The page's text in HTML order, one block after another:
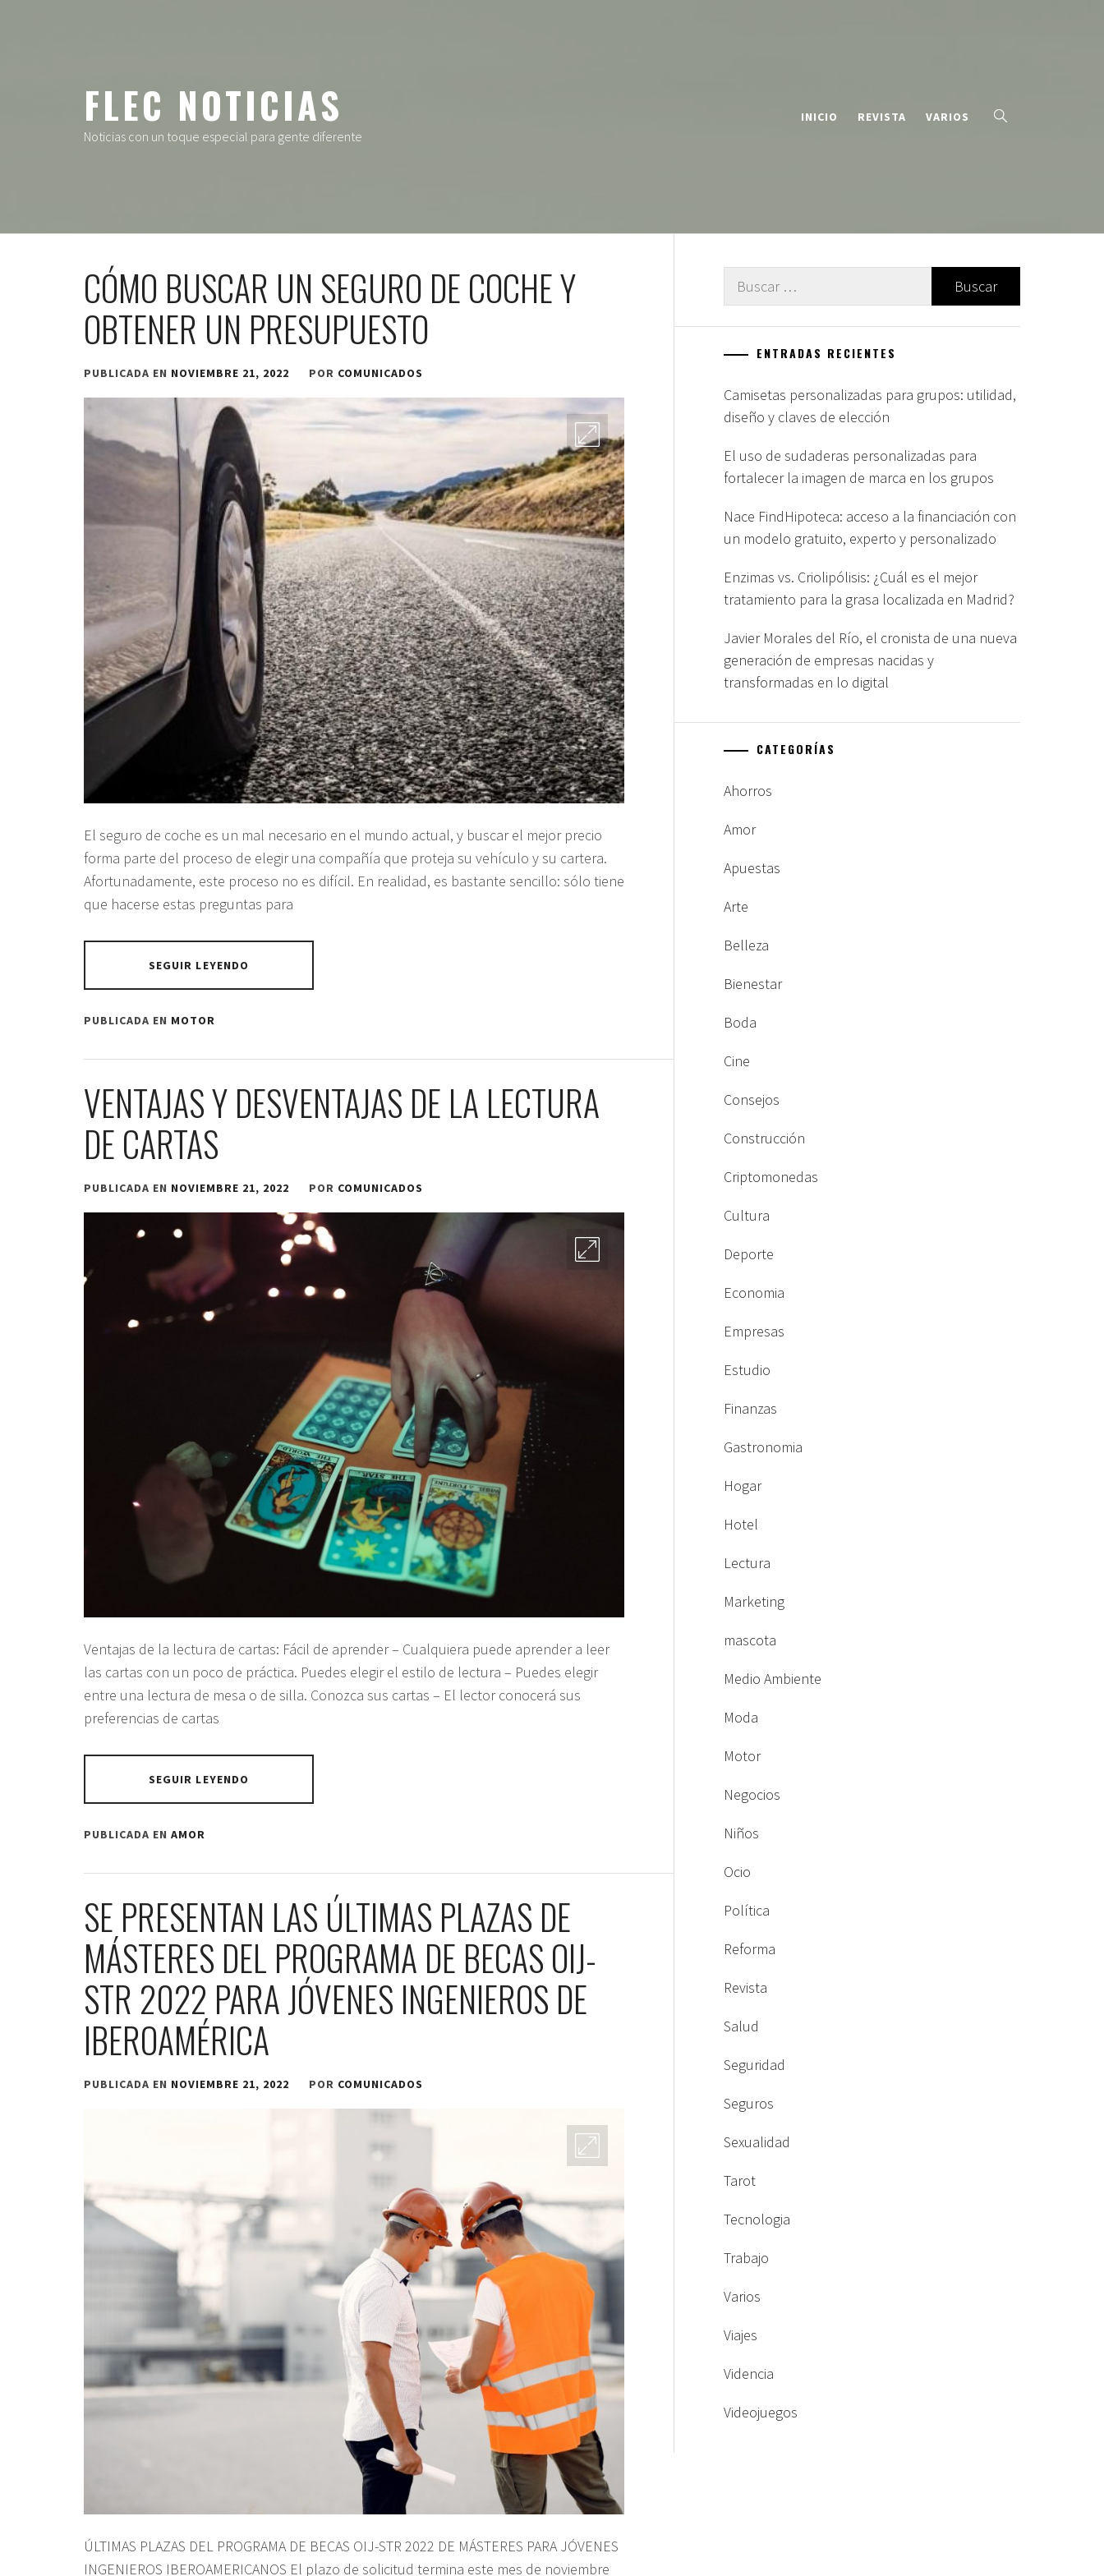
FLEC NOTICIAS
Noticias con un toque especial para gente diferente
INICIO REVISTA VARIOS
CÓMO BUSCAR UN SEGURO DE COCHE Y
OBTENER UN PRESUPUESTO
PUBLICADA EN NOVIEMBRE 21, 2022 POR COMUNICADOS
El seguro de coche es un mal necesario en el mundo actual, y buscar el mejor precio
forma parte del proceso de elegir una compañía que proteja su vehículo y su cartera.
Afortunadamente, este proceso no es difícil. En realidad, es bastante sencillo: sólo tiene
que hacerse estas preguntas para
SEGUIR LEYENDO
PUBLICADA EN MOTOR
VENTAJAS Y DESVENTAJAS DE LA LECTURA
DE CARTAS
PUBLICADA EN NOVIEMBRE 21, 2022 POR COMUNICADOS
Ventajas de la lectura de cartas: Fácil de aprender – Cualquiera puede aprender a leer
las cartas con un poco de práctica. Puedes elegir el estilo de lectura – Puedes elegir
entre una lectura de mesa o de silla. Conozca sus cartas – El lector conocerá sus
preferencias de cartas
SEGUIR LEYENDO
PUBLICADA EN AMOR
SE PRESENTAN LAS ÚLTIMAS PLAZAS DE
MÁSTERES DEL PROGRAMA DE BECAS OIJ-
STR 2022 PARA JÓVENES INGENIEROS DE
IBEROAMÉRICA
PUBLICADA EN NOVIEMBRE 21, 2022 POR COMUNICADOS
ÚLTIMAS PLAZAS DEL PROGRAMA DE BECAS OIJ-STR 2022 DE MÁSTERES PARA JÓVENES
INGENIEROS IBEROAMERICANOS El plazo de solicitud termina este mes de noviembre
Buscar:
ENTRADAS RECIENTES
Camisetas personalizadas para grupos: utilidad,
diseño y claves de elección
El uso de sudaderas personalizadas para
fortalecer la imagen de marca en los grupos
Nace FindHipoteca: acceso a la financiación con
un modelo gratuito, experto y personalizado
Enzimas vs. Criolipólisis: ¿Cuál es el mejor
tratamiento para la grasa localizada en Madrid?
Javier Morales del Río, el cronista de una nueva
generación de empresas nacidas y
transformadas en lo digital
CATEGORÍAS
Ahorros
Amor
Apuestas
Arte
Belleza
Bienestar
Boda
Cine
Consejos
Construcción
Criptomonedas
Cultura
Deporte
Economia
Empresas
Estudio
Finanzas
Gastronomia
Hogar
Hotel
Lectura
Marketing
mascota
Medio Ambiente
Moda
Motor
Negocios
Niños
Ocio
Política
Reforma
Revista
Salud
Seguridad
Seguros
Sexualidad
Tarot
Tecnologia
Trabajo
Varios
Viajes
Videncia
Videojuegos